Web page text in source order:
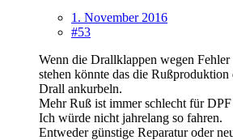
1. November 2016
#53
Wenn die Drallklappen wegen
stehen könnte das die Rußproduktion
Drall ankurbeln.
Mehr Ruß ist immer schlecht für
Ich würde nicht jahrelang so fahren.
Entweder günstige Reparatur oder